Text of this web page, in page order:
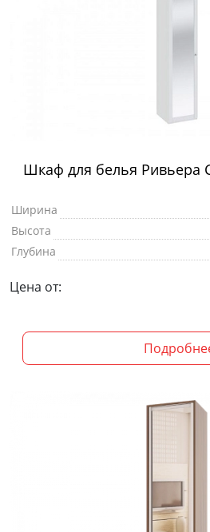
Шкаф для белья Ривьера
Ширина
Высота
Глубина
Цена от: